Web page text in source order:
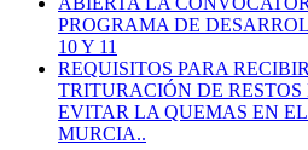
PROGRAMA DE
10 Y 11
REQUISITOS PARA
TRITURACIÓN DE
EVITAR LA QUEMAS EN
MURCIA..